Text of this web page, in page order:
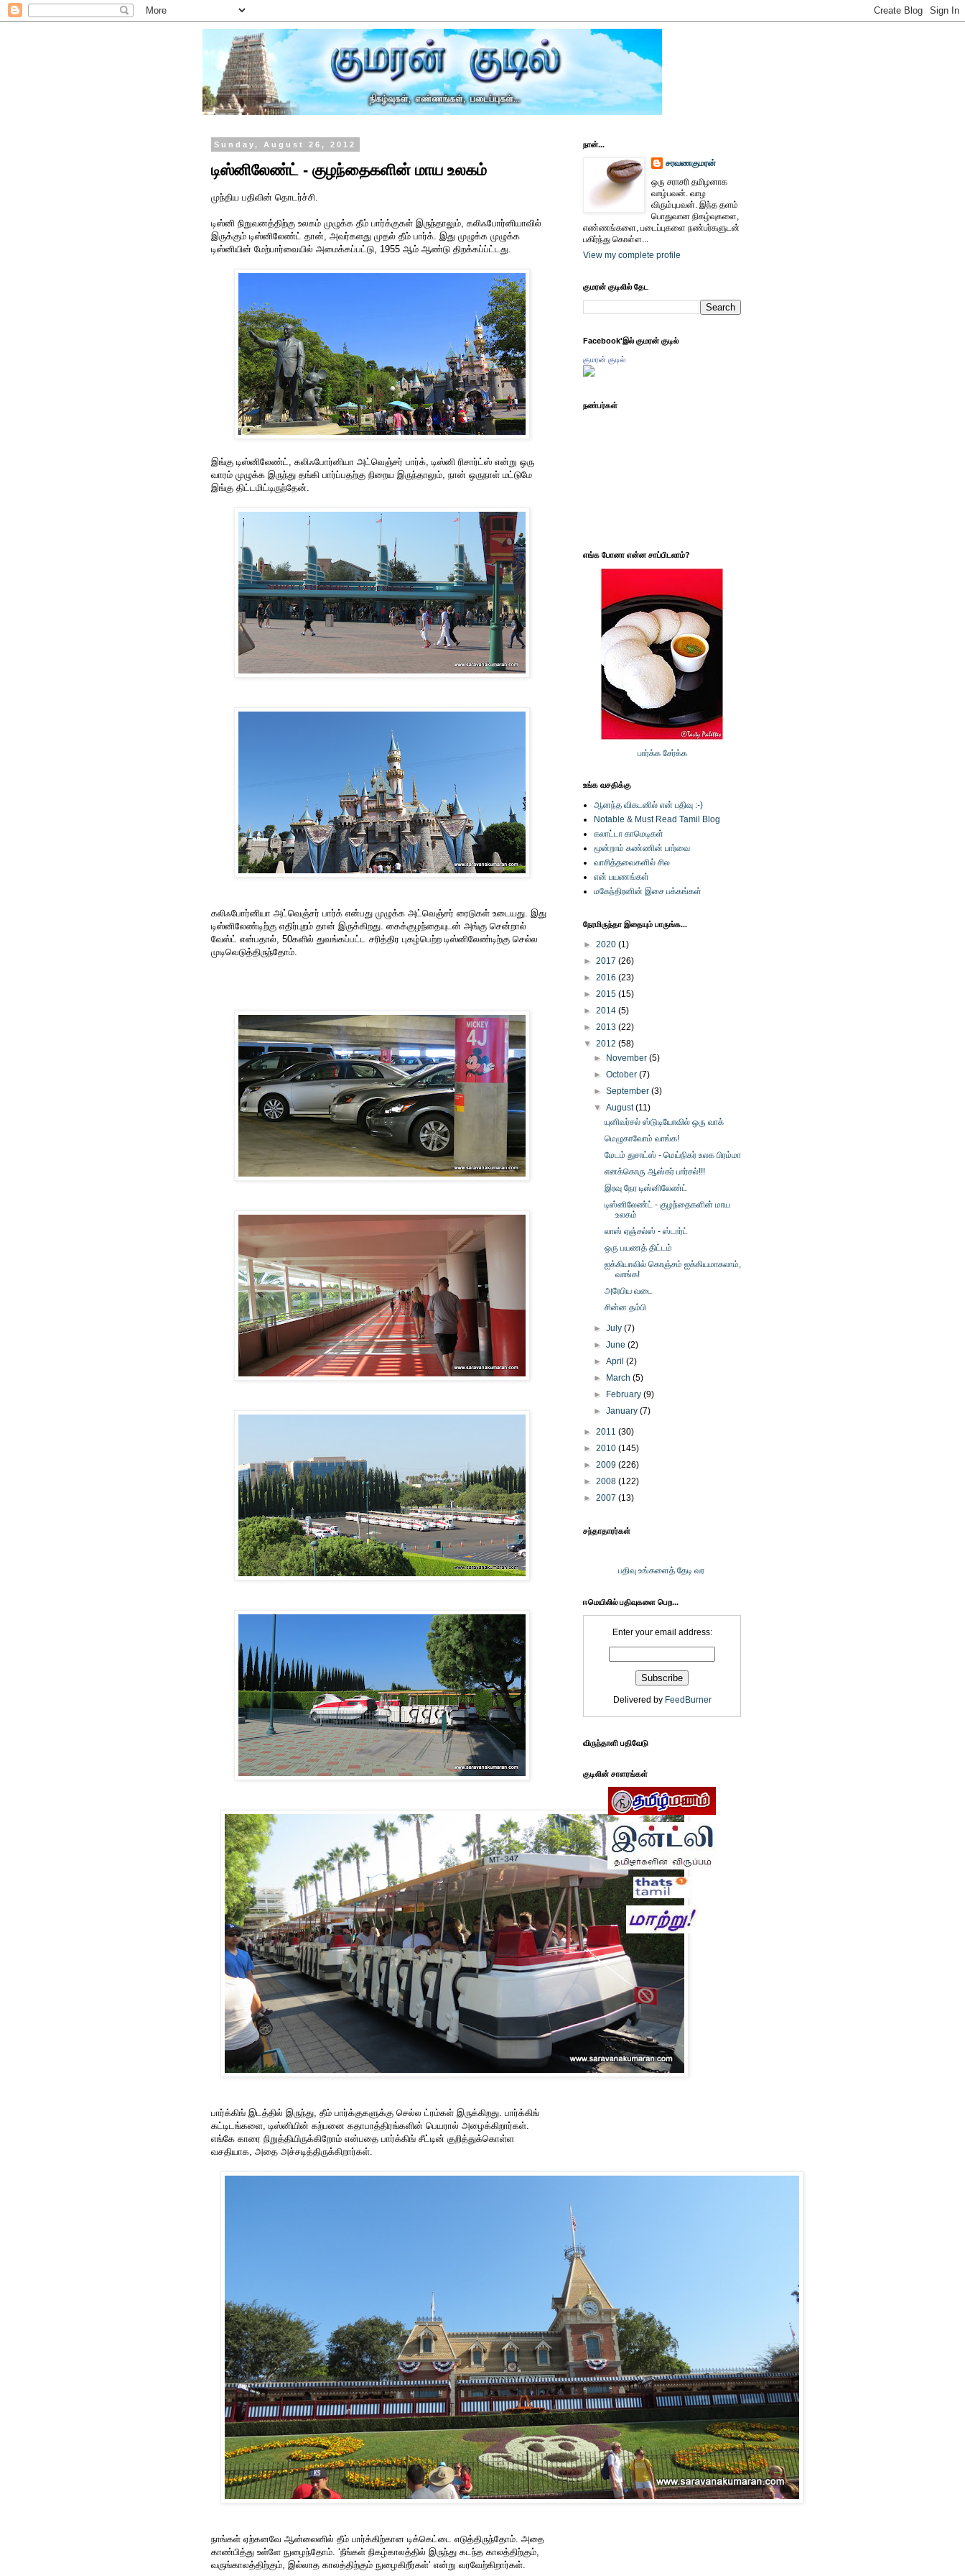
Sunday, August 26, 2012
டிஸ்னிலேண்ட் - குழந்தைகளின் மாய உலகம்
முந்திய பதிவின் தொடர்ச்சி.
டிஸ்னி நிறுவனத்திற்கு உலகம் முழுக்க தீம் பார்க்குகள் இருந்தாலும், கலிஃபோர்னியாவில்
இருக்கும் டிஸ்னிலேண்ட் தான், அவர்களது முதல் தீம் பார்க். இது முழுக்க முழுக்க
டிஸ்னியின் மேற்பார்வையில் அமைக்கப்பட்டு, 1955 ஆம் ஆண்டு திறக்கப்ப்ட்டது.
இங்கு டிஸ்னிலேண்ட், கலிஃபோர்னியா அட்வெஞ்சர் பார்க், டிஸ்னி ரிசார்ட்ஸ் என்று ஒரு
வாரம் முழுக்க இருந்து தங்கி பார்ப்பதற்கு நிறைய இருந்தாலும், நான் ஒருநாள் மட்டுமே
இங்கு திட்டமிட்டிருந்தேன்.
கலிஃபோர்னியா அட்வெஞ்சர் பார்க் என்பது முழுக்க அட்வெஞ்சர் ரைடுகள் உடையது. இது
டிஸ்னிலேண்டிற்கு எதிர்புறம் தான் இருக்கிறது. கைக்குழந்தையுடன் அங்கு சென்றால்
வேஸ்ட் என்பதால், 50களில் துவங்கப்பட்ட சரித்திர புகழ்பெற்ற டிஸ்னிலேண்டிற்கு செல்ல
முடிவெடுத்திருந்தோம்.
பார்க்கிங் இடத்தில் இருந்து, தீம் பார்க்குகளுக்கு செல்ல ட்ரம்கள் இருக்கிறது. பார்க்கிங்
கட்டிடங்களை, டிஸ்னியின் கற்பனை கதாபாத்திரங்களின் பெயரால் அழைக்கிறார்கள்.
எங்கே காரை நிறுத்தியிருக்கிறோம் என்பதை பார்க்கிங் சீட்டின் குறித்துக்கொள்ள
வசதியாக, அதை அச்சடித்திருக்கிறார்கள்.
நாங்கள் ஏற்கனவே ஆன்லைனில் தீம் பார்க்கிற்கான டிக்கெட்டை எடுத்திருந்தோம். அதை
காண்பித்து உள்ளே நுழைந்தோம். ‘நீங்கள் நிகழ்காலத்தில் இருந்து கடந்த காலத்திற்கும்,
வருங்காலத்திற்கும், இல்லாத காலத்திற்கும் நுழைகிறீர்கள்’ என்று வரவேற்கிறார்கள்.
நான்...
சரவணகுமரன்
ஒரு சராசரி தமிழனாக
வாழ்பவன். வாழ
விரும்புபவன். இந்த தளம்
பொதுவான நிகழ்வுகளை,
எண்ணங்களை, படைப்புகளை நண்பர்களுடன்
பகிர்ந்து கொள்ள...
View my complete profile
குமரன் குடிலில் தேட
Facebook'இல் குமரன் குடில்
குமரன் குடில்
நண்பர்கள்
எங்க போனா என்ன சாப்பிடலாம்?
பார்க்க சேர்க்க
உங்க வசதிக்கு
ஆனந்த விகடனில் என் பதிவு :-)
Notable & Must Read Tamil Blog
கலாட்டா காமெடிகள்
மூன்றாம் கண்ணின் பார்வை
வாசித்தவைகளில் சில
என் பயணங்கள்
மகேந்திரனின் இசை பக்கங்கள்
நேரமிருந்தா இதையும் பாருங்க...
► 2020 (1)
► 2017 (26)
► 2016 (23)
► 2015 (15)
► 2014 (5)
► 2013 (22)
▼ 2012 (58)
►
November(5)
►October(7)
►September(3)
▼August(11)
யுனிவர்சல் ஸ்டுடியோவில் ஒரு வாக்
மெழுகாவோம் வாங்க!
மேடம் துசாட்ஸ் - மெய்நிகர் உலக பிரம்மா
எனக்கொரு ஆஸ்கர் பார்சல்!!!
இரவு நேர டிஸ்னிலேண்ட்
டிஸ்னிலேண்ட் - குழந்தைகளின் மாய
உலகம்
லாஸ் ஏஞ்சல்ஸ் - ஸ்டார்ட்
ஒரு பயணத் திட்டம்
ஐக்கியாவில் கொஞ்சம் ஐக்கியமாகலாம்,
வாங்க!
அரேபிய வடை
சின்ன தம்பி
►July(7)
►June(2)
►April(2)
►
March(5)
►
February(9)
►January(7)
► 2011 (30)
► 2010 (145)
► 2009 (226)
► 2008 (122)
► 2007 (13)
சந்தாதாரர்கள்
பதிவு உங்களைத் தேடி வர
ஈமெயிலில் பதிவுகளை பெற...
Enter your email address:
Delivered by FeedBurner
விருந்தாளி பதிவேடு
குடிலின் சாளரங்கள்